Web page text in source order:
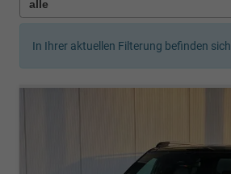
In Ihrer aktuellen Filterung befinden sich